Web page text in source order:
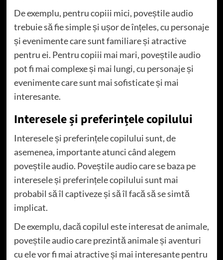
De exemplu, pentru copiii mici, poveștile audio
trebuie să fie simple și ușor de înțeles, cu personaje
și evenimente care sunt familiare și atractive
pentru ei. Pentru copiii mai mari, poveștile audio
pot fi mai complexe și mai lungi, cu personaje și
evenimente care sunt mai sofisticate și mai
interesante.
Interesele și preferințele copilului
Interesele și preferințele copilului sunt, de
asemenea, importante atunci când alegem
poveștile audio. Poveștile audio care se baza pe
interesele și preferințele copilului sunt mai
probabil să îl captiveze și să îl facă să se simtă
implicat.
De exemplu, dacă copilul este interesat de animale,
poveștile audio care prezintă animale și aventuri
cu ele vor fi mai atractive și mai interesante pentru